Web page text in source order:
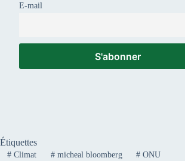
E-mail
Étiquettes
#Climat #micheal bloomberg # ONU